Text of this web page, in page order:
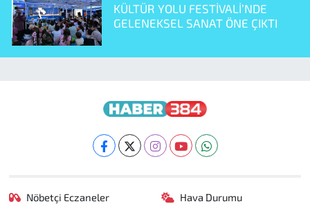
KÜLTÜR YOLU FESTİVALİ’NDE
GELENEKSEL SANAT ÖNE ÇIKTI
Nöbetçi Eczaneler Hava Durumu